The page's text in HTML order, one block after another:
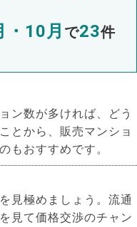
・10月 で23件
ン数が多ければ、どう
とから、販売マンショ
もおすすめです。
見極めましょう。流通
見て価格交渉のチャン